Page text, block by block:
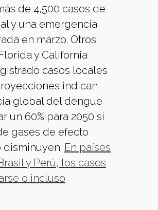
de 4,500 casos de
y una emergencia
en marzo. Otros
y California
casos locales
indican
global del dengue
un 60% para 2050 si
gases de efecto
disminuyen. En países
y Perú, los casos
o incluso